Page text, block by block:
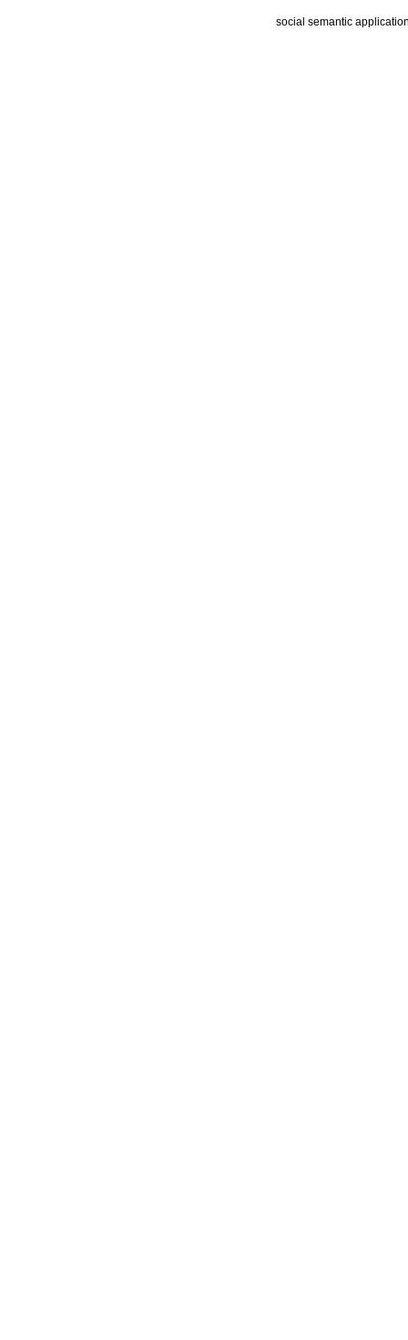
social semantic